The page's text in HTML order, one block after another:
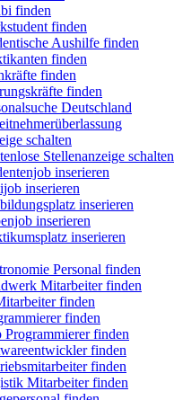
finden
finden
Aushilfe finden
finden
finden
finden
Deutschland
schalten
Stellenanzeige schalten
inserieren
inserieren
inserieren
inserieren
inserieren
Personal finden
Mitarbeiter finden
finden
finden
Programmierer finden
finden
finden
Mitarbeiter finden